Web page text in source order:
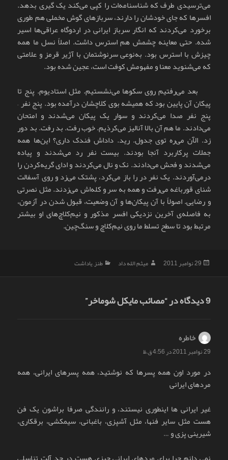
می‌ترسیدی طرف که شناسنامه‌ات را کپی می‌کند یک گیری بدهد.
افسرها که جای خودشان را دارند، سربازهای گوش مخملی هم طوری
برخورد می‌کردند که انگار سرباز ایرانی در اردوگاه عراقی‌ها اسیر
شده. حتی معاینه چشمش هم استرس داشت. اصلاً نسل ما همه
چیزش با استرس بود. به‌نوعی سرنوشتمان با آژیر قرمز و علامتی
که می‌شنوید معنا و مفهومش کوفت است، عجین شده بود.
بعد می‌رفتیم روی سکوها می‌نشستیم. مثل استادیوم. پنج تا
پیکان آن پایین بود که همیشه بوی کلاچشان درآمده بود. پنج نفر –
پنج نفر صدا می‌کردند و سوار یک پیکان می‌شدند و امتحان
می‌دادند. ما هم آن بالا آنالیز می‌کرذیم. خوب رفت. بد رفت. بد دور
زد. الآن می‌ره توی جدول. رید. داداش فندک داری؟ این‌ها همه
جملات پرکاربرد آنجا بودند. بیست نفر رد می‌شدند و پیاده
می‌شدند و فحش می‌دادند. نک و نال می‌کردند و ادای گریه‌کردن را
درمی‌آوردند. یک نفر در را باز می‌کرد، پشتک می‌زد و روی آسفالت
شنای قورباغه می‌رفت و همه به سر و کله‌اش می‌زدند. مثل نصرتی
و رضایی. اصولاً با آن پیکان‌ها و آن وضعیت، قبول شدن در آزمون،
به فاصله‌ی آخرین نزدیکی افسر مذکور و نیم‌کلاچ‌های او بیشتر
مرتبط بود تا سطح تسلط ما روی نیم‌کلاچ و سنگ‌چین.
ارسال
29 نوامبر 2011 نویسنده
میثم الله داد دسته‌ها
طنز,یاداشت
9 دیدگاه در “مصائب مایکل شوماخر”
خاطره
29 نوامبر 2011 در 4:56 ق.ظ
در مورد اون همه پسرها که نوشتید، همه پسرهای ایرانی، همه
مردهای ایرانی
غیر ایرانی ها اینطوری نیستند، و رانندگی صرفا براشون یک فن
هست مثل سایر فنها، مثل آشپزی، باغبانی، سیمکشی، برقکاری،
شیرینی پزی و …